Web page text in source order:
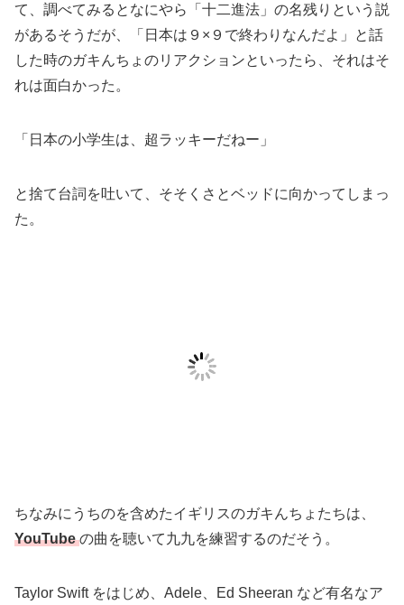
て、調べてみるとなにやら「十二進法」の名残りという説
があるそうだが、「日本は９×９で終わりなんだよ」と話
した時のガキんちょのリアクションといったら、それはそ
れは面白かった。
「日本の小学生は、超ラッキーだねー」
と捨て台詞を吐いて、そそくさとベッドに向かってしまっ
た。
ちなみにうちのを含めたイギリスのガキんちょたちは、
YouTube の曲を聴いて九九を練習するのだそう。
Taylor Swift をはじめ、Adele、Ed Sheeran など有名なア